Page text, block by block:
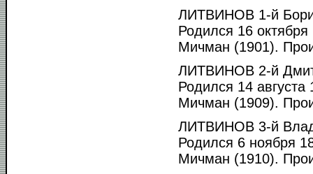
ЛИТВИНОВ 1-й
Родился 16 октября
Мичман (1901).
ЛИТВИНОВ 2-й
Родился 14 августа
Мичман (1909).
ЛИТВИНОВ 3-й
Родился 6 ноября
Мичман (1910).